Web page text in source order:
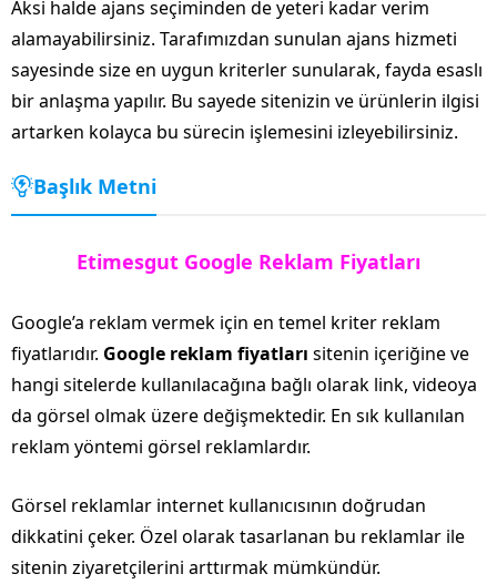
Aksi halde ajans seçiminden de yeteri kadar verim
alamayabilirsiniz. Tarafımızdan sunulan ajans hizmeti
sayesinde size en uygun kriterler sunularak, fayda esaslı
bir anlaşma yapılır. Bu sayede sitenizin ve ürünlerin ilgisi
artarken kolayca bu sürecin işlemesini izleyebilirsiniz.
Başlık Metni
Etimesgut Google Reklam Fiyatları
Google’a reklam vermek için en temel kriter reklam
fiyatlarıdır. Google reklam fiyatları sitenin içeriğine ve
hangi sitelerde kullanılacağına bağlı olarak link, videoya
da görsel olmak üzere değişmektedir. En sık kullanılan
reklam yöntemi görsel reklamlardır.
Görsel reklamlar internet kullanıcısının doğrudan
dikkatini çeker. Özel olarak tasarlanan bu reklamlar ile
sitenin ziyaretçilerini arttırmak mümkündür.